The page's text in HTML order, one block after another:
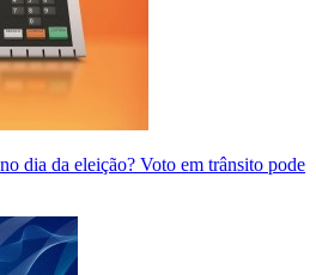
dia da eleição? Voto em trânsito pode